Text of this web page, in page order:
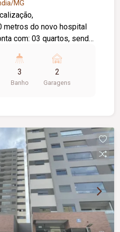
MG
metros do novo hospital
de TV; Jardim de inverno;
totalmente planejada;
com churrasqueira;
proporcionando
toda a família.
3
Banho
2
Garagens